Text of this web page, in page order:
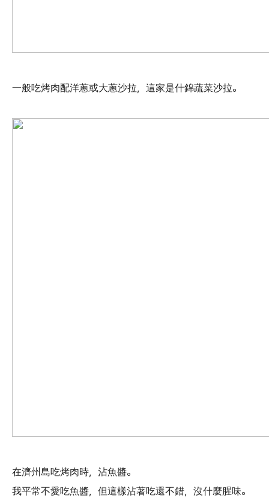
一般吃烤肉配洋蔥或大蔥沙拉，這家是什錦蔬菜沙拉。
在濟州島吃烤肉時，沾魚醬。
我平常不愛吃魚醬，但這樣沾著吃還不錯，沒什麼腥味。